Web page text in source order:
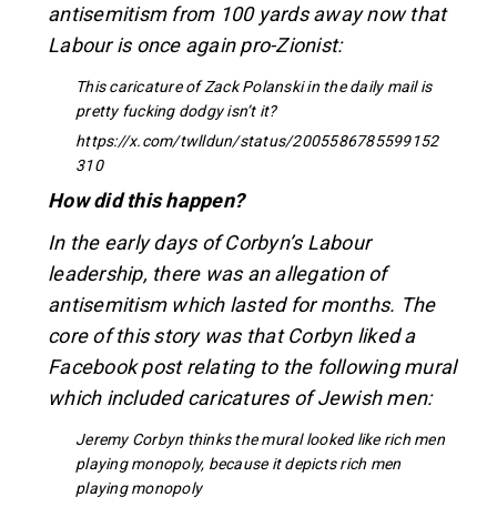
antisemitism from 100 yards away now that
Labour is once again pro-Zionist:
This caricature of Zack Polanski in the daily mail is
pretty fucking dodgy isn’t it?
https://x.com/twlldun/status/2005586785599152
310
How did this happen?
In the early days of Corbyn’s Labour
leadership, there was an allegation of
antisemitism which lasted for months. The
core of this story was that Corbyn liked a
Facebook post relating to the following mural
which included caricatures of Jewish men:
Jeremy Corbyn thinks the mural looked like rich men
playing monopoly, because it depicts rich men
playing monopoly